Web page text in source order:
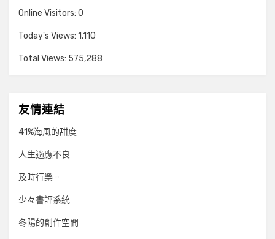
Online Visitors: 0
Today's Views: 1,110
Total Views: 575,288
友情連結
41%海風的甜度
人生適應不良
及時行樂。
少々書評系統
冬陽的創作空間